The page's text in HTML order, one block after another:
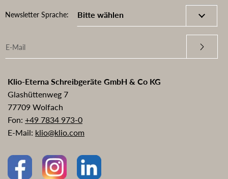
Newsletter Sprache:
Klio-Eterna Schreibgeräte GmbH & Co KG
Glashüttenweg 7
77709 Wolfach
Fon: +49 7834 973-0
E-Mail: klio@klio.com